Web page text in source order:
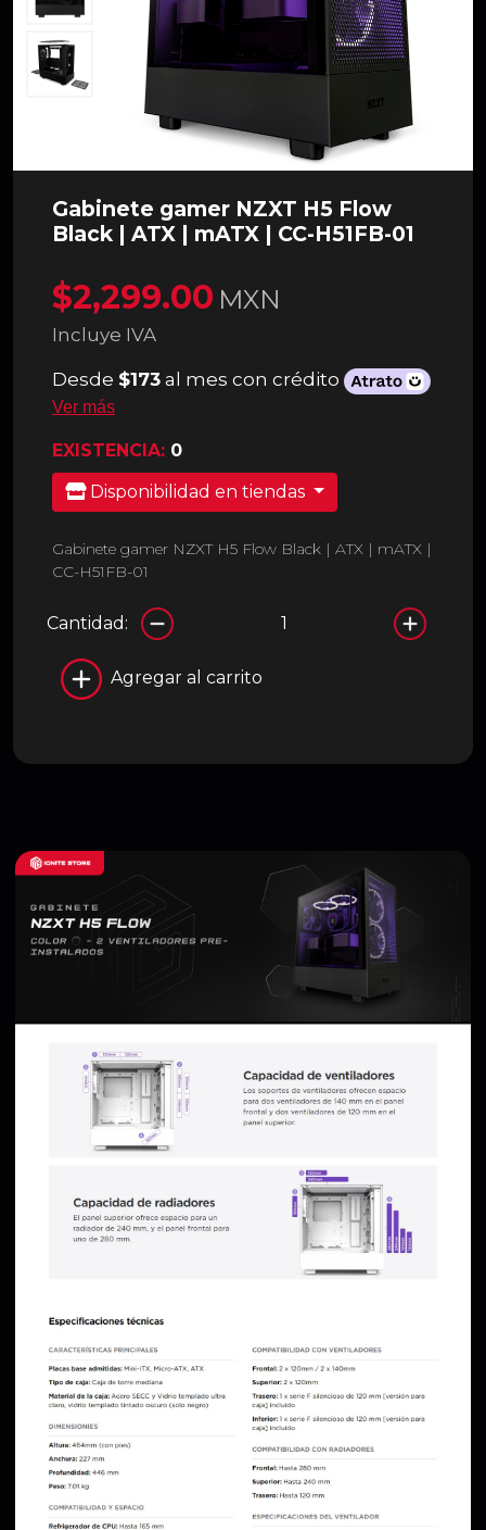
Gabinete gamer NZXT H5 Flow
Black | ATX | mATX | CC-H51FB-01
$2,299.00 MXN
Incluye IVA
Desde $173 al mes con crédito
Ver más
EXISTENCIA: 0
Disponibilidad en tiendas
Gabinete gamer NZXT H5 Flow Black | ATX | mATX |
CC-H51FB-01
Cantidad:
Agregar al carrito